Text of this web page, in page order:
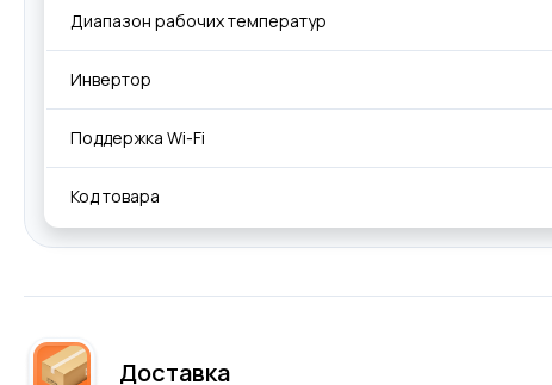
Диапазон рабочих температур
Инвертор
Поддержка Wi-Fi
Код товара
Доставка